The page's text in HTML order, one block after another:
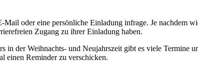
oder eine persönliche Einladung infrage. Je nachdem
Zugang zu ihrer Einladung haben.
der Weihnachts- und Neujahrszeit gibt es viele Termine
einen Reminder zu verschicken.